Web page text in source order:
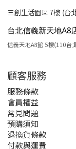
三創生活園區 7樓 (台
台北信義新天地A8
信義天地A8館 5樓(110台
顧客服務
服務條款
會員權益
常見問題
預購須知
退換貨條款
付款與運費